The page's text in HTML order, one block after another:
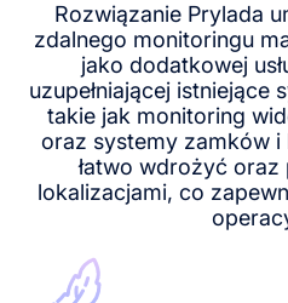
Rozwiązanie Prylada
zdalnego monitoringu
jako dodatkowej
uzupełniającej istniejące
takie jak monitoring
oraz systemy zamków i
łatwo wdrożyć
lokalizacjami, co